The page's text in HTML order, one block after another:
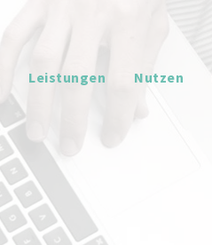
Leistungen Nutzen